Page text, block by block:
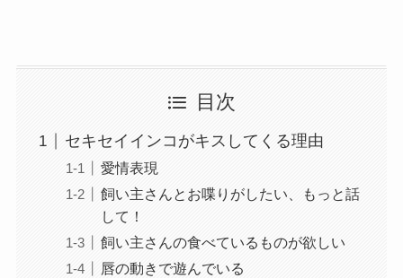
目次
セキセイインコがキスしてくる理由
愛情表現
飼い主さんとお喋りがしたい、もっと話
して！
飼い主さんの食べているものが欲しい
唇の動きで遊んでいる